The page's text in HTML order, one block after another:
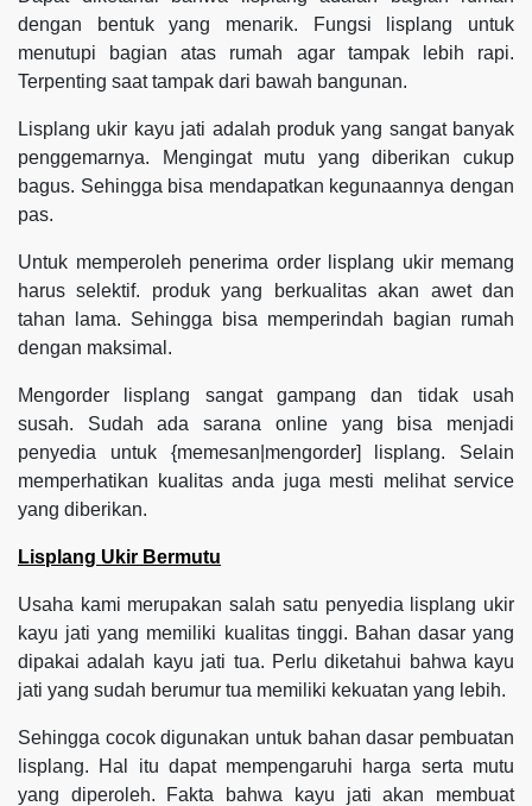
dengan bentuk yang menarik. Fungsi lisplang untuk
menutupi bagian atas rumah agar tampak lebih rapi.
Terpenting saat tampak dari bawah bangunan.
Lisplang ukir kayu jati adalah produk yang sangat banyak
penggemarnya. Mengingat mutu yang diberikan cukup
bagus. Sehingga bisa mendapatkan kegunaannya dengan
pas.
Untuk memperoleh penerima order lisplang ukir memang
harus selektif. produk yang berkualitas akan awet dan
tahan lama. Sehingga bisa memperindah bagian rumah
dengan maksimal.
Mengorder lisplang sangat gampang dan tidak usah
susah. Sudah ada sarana online yang bisa menjadi
penyedia untuk {memesan|mengorder] lisplang. Selain
memperhatikan kualitas anda juga mesti melihat service
yang diberikan.
Lisplang Ukir Bermutu
Usaha kami merupakan salah satu penyedia lisplang ukir
kayu jati yang memiliki kualitas tinggi. Bahan dasar yang
dipakai adalah kayu jati tua. Perlu diketahui bahwa kayu
jati yang sudah berumur tua memiliki kekuatan yang lebih.
Sehingga cocok digunakan untuk bahan dasar pembuatan
lisplang. Hal itu dapat mempengaruhi harga serta mutu
yang diperoleh. Fakta bahwa kayu jati akan membuat